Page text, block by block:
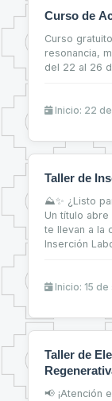
Curso de
Curso
resonancia,
del 22 al 26
Inicio: 22
Taller de
⛰✨ ¿Listo
Un título
te llevan a la
Inserción
primeros
Inicio: 15
Taller de
📢 ¡Atención